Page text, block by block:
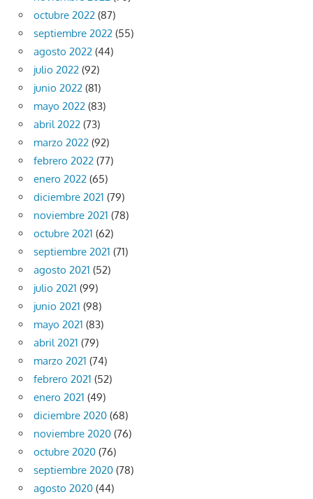
octubre 2022 (87)
septiembre 2022 (55)
agosto 2022 (44)
julio 2022 (92)
junio 2022 (81)
mayo 2022 (83)
abril 2022 (73)
marzo 2022 (92)
febrero 2022 (77)
enero 2022 (65)
diciembre 2021 (79)
noviembre 2021 (78)
octubre 2021 (62)
septiembre 2021 (71)
agosto 2021 (52)
julio 2021 (99)
junio 2021 (98)
mayo 2021 (83)
abril 2021 (79)
marzo 2021 (74)
febrero 2021 (52)
enero 2021 (49)
diciembre 2020 (68)
noviembre 2020 (76)
octubre 2020 (76)
septiembre 2020 (78)
agosto 2020 (44)